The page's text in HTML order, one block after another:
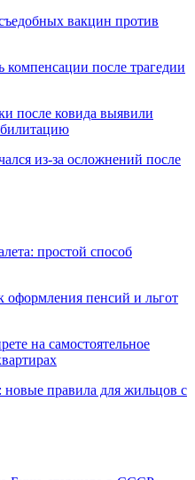
вакцин против
компенсации после трагедии
после ковида выявили
из-за осложнений после
простой способ
пенсий и льгот
на самостоятельное
новые правила для жильцов с